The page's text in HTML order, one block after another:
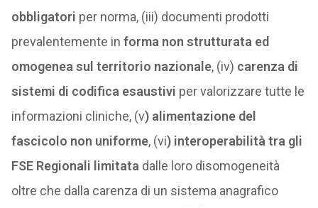
obbligatori per norma, (iii) documenti prodotti
prevalentemente in forma non strutturata ed
omogenea sul territorio nazionale, (iv) carenza di
sistemi di codifica esaustivi per valorizzare tutte le
informazioni cliniche, (v) alimentazione del
fascicolo non uniforme, (vi) interoperabilità tra gli
FSE Regionali limitata dalle loro disomogeneità
oltre che dalla carenza di un sistema anagrafico